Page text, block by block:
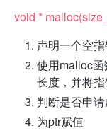
void *
声明一个空
使用malloc
长度，并将
判断是否申
为ptr赋值